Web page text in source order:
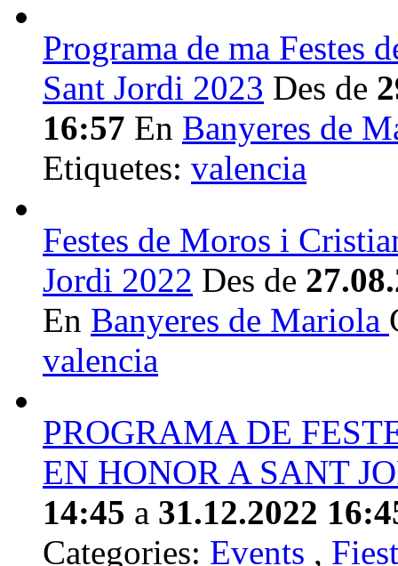
Programa de ma Festes
Sant Jordi 2023 Des de
16:57 En Banyeres de
Etiquetes: valencia
Festes de Moros i
Jordi 2022 Des de
En Banyeres de Mariola
valencia
PROGRAMA DE
EN HONOR A SANT
14:45 a 31.12.2022
Categories: Events ,